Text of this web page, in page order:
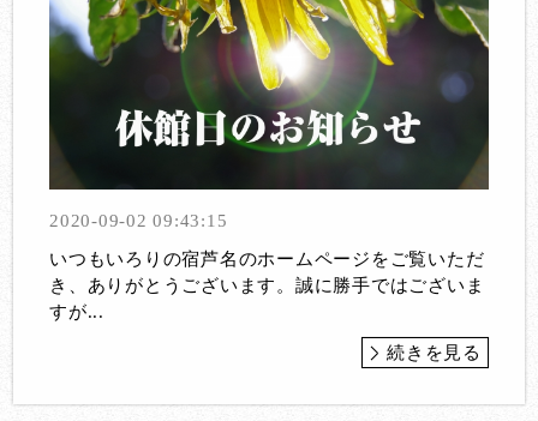
2020-09-02 09:43:15
いつもいろりの宿芦名のホームページをご覧いただ
き、ありがとうございます。誠に勝手ではございま
すが...
続きを見る